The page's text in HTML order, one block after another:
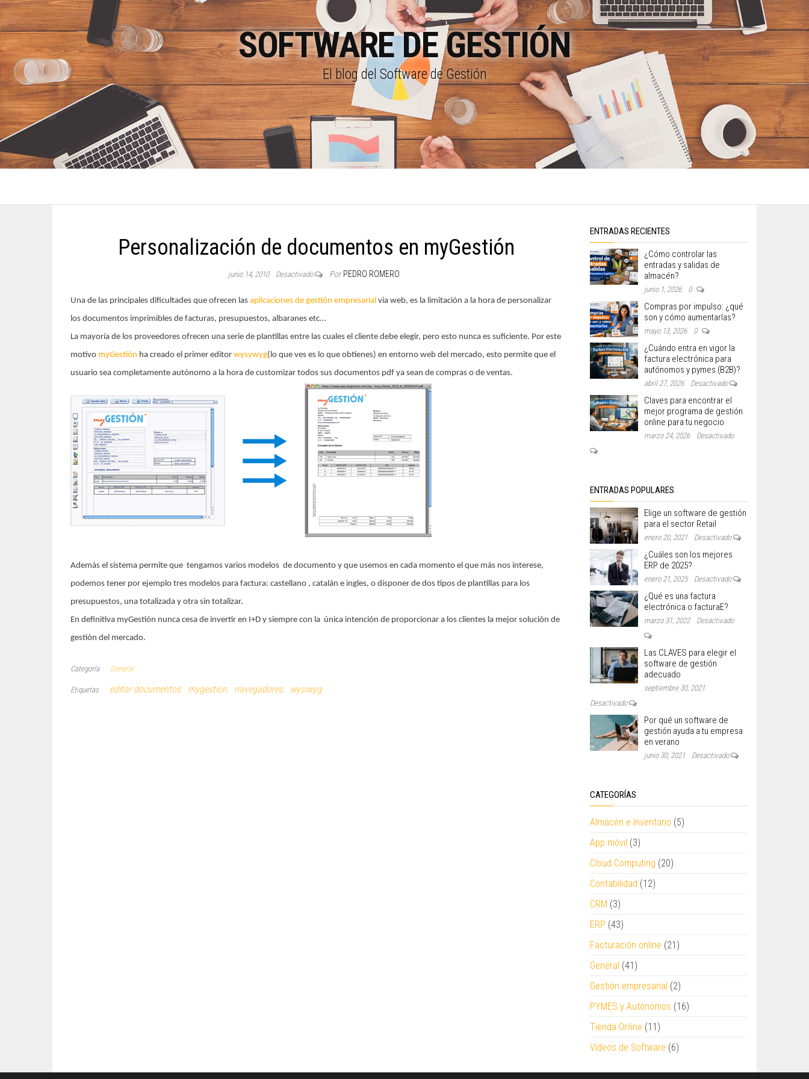
SOFTWARE DE GESTIÓN
El blog del Software de Gestión
Personalización de documentos en myGestión
junio 14, 2010 Desactivado Por PEDRO ROMERO
Una de las principales dificultades que ofrecen las aplicaciones de gestión empresarial via web, es la limitación a la hora de personalizar
los documentos imprimibles de facturas, presupuestos, albaranes etc…
La mayoría de los proveedores ofrecen una serie de plantillas entre las cuales el cliente debe elegir, pero esto nunca es suficiente. Por este
motivo myGestión ha creado el primer editor wysywyg(lo que ves es lo que obtienes) en entorno web del mercado, esto permite que el
usuario sea completamente autónomo a la hora de customizar todos sus documentos pdf ya sean de compras o de ventas.
Además el sistema permite que tengamos varios modelos de documento y que usemos en cada momento el que más nos interese,
podemos tener por ejemplo tres modelos para factura: castellano , catalán e ingles, o disponer de dos tipos de plantillas para los
presupuestos, una totalizada y otra sin totalizar.
En definitiva myGestión nunca cesa de invertir en I+D y siempre con la única intención de proporcionar a los clientes la mejor solución de
gestión del mercado.
Categoría General
Etiquetas editor documentos mygestion navegadores wysiwyg
ENTRADAS RECIENTES
¿Cómo controlar las
entradas y salidas de
almacén?
junio 1, 2026 0
Compras por impulso: ¿qué
son y cómo aumentarlas?
mayo 13, 2026 0
¿Cuándo entra en vigor la
factura electrónica para
autónomos y pymes (B2B)?
abril 27, 2026 Desactivado
Claves para encontrar el
mejor programa de gestión
online para tu negocio
marzo 24, 2026 Desactivado
ENTRADAS POPULARES
Elige un software de gestión
para el sector Retail
enero 20, 2021 Desactivado
¿Cuáles son los mejores
ERP de 2025?
enero 21, 2025 Desactivado
¿Qué es una factura
electrónica o facturaE?
marzo 31, 2022 Desactivado
Las CLAVES para elegir el
software de gestión
adecuado
septiembre 30, 2021
Desactivado
Por qué un software de
gestión ayuda a tu empresa
en verano
junio 30, 2021 Desactivado
CATEGORÍAS
Almacén e Inventario (5)
App móvil (3)
Cloud Computing (20)
Contabilidad (12)
CRM (3)
ERP (43)
Facturación online (21)
General (41)
Gestión empresarial (2)
PYMES y Autónomos (16)
Tienda Online (11)
Vídeos de Software (6)